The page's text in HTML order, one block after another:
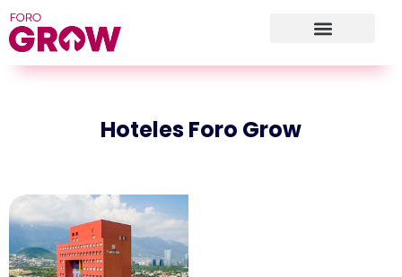
Hoteles Foro Grow